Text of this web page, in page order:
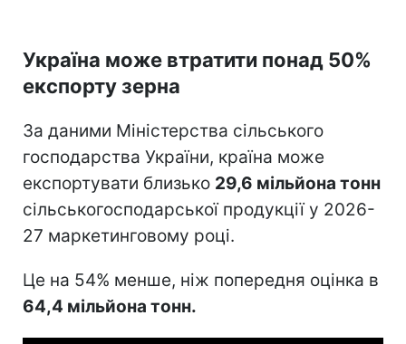
Україна може втратити понад 50%
експорту зерна
За даними Міністерства сільського
господарства України, країна може
експортувати близько 29,6 мільйона тонн
сільськогосподарської продукції у 2026-
27 маркетинговому році.
Це на 54% менше, ніж попередня оцінка в
64,4 мільйона тонн.